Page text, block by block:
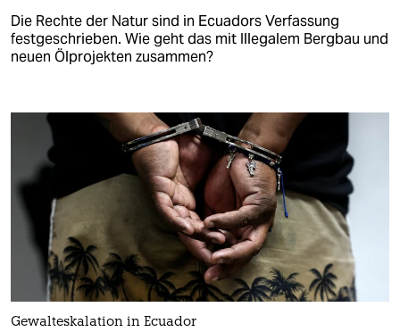
Die Rechte der Natur sind in Ecuadors Verfassung
festgeschrieben. Wie geht das mit Illegalem Bergbau und
neuen Ölprojekten zusammen?
Gewalteskalation in Ecuador